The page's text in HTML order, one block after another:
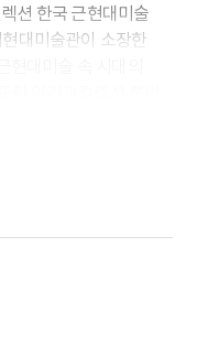
션 한국 근현대미술
대미술관이 소장한
써 수집과 기증의
는 작가 40명의 작품
을 만끽하기를